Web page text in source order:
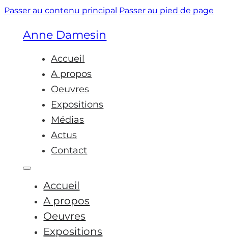
Passer au contenu principal Passer au pied de page
Anne Damesin
Accueil
A propos
Oeuvres
Expositions
Médias
Actus
Contact
Accueil
A propos
Oeuvres
Expositions